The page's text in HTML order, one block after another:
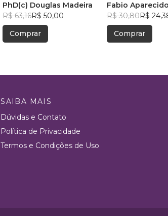
PhD(c) Douglas Madeira
R$ 63,16R$ 50,00
Comprar
Fabio
R$ 30,80R$
Comprar
SAIBA MAIS
Dúvidas e Contato
Política de Privacidade
Termos e Condições de Uso